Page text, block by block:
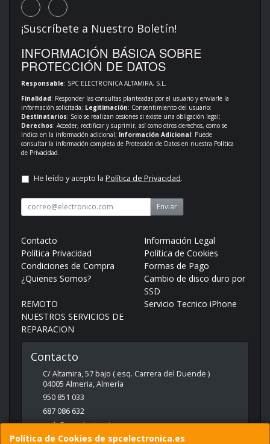
Política de Cookies de spcelectronica.es
¡Suscríbete a Nuestro Boletín!
INFORMACIÓN BÁSICA SOBRE
PROTECCIÓN DE DATOS
Responsable: SPC ELECTRONICA ALTAMIRA, S.L.
Finalidad: Responder las consultas planteadas por el usuario y enviarle la
información solicitada; Legitimación: Consentimiento del usuario;
Destinatarios: Solo se realizan cesiones si existe una obligación legal;
Derechos: Acceder, rectificar y suprimir, así como otros derechos, como se
indica en la información adicional; Información Adicional: Puede
consultar la información completa de Protección de Datos en nuestra Política
de Privacidad
He leído y acepto la Política de Privacidad.
Enviar
Contacto
Información Legal
Política Privacidad
Política de Cookies
Condiciones de Compra
Formas de Pago
¿Quienes Somos?
Cambio de disco duro por
SSD
REMOTO
Servicio Tecnico iPhone
NUESTROS SERVICIOS DE
REPARACION
Contacto
C/ Altamira, 57 bajo ( esq. Carrera del Duende )
04005 Almeria,Almería
950 851 033
687 086 632
web@spcelectronica.es